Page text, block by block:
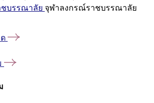
บรรณาลัย จุฬาลงกรณ์ราชบรรณาลัย